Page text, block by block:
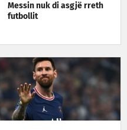
Messin nuk di asgjë rreth
futbollit